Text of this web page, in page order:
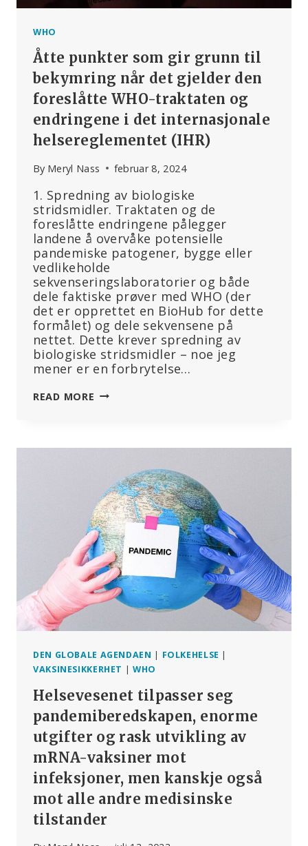
WHO
Åtte punkter som gir grunn til
bekymring når det gjelder den
foreslåtte WHO-traktaten og
endringene i det internasjonale
helsereglementet (IHR)
By Meryl Nass februar 8, 2024
1. Spredning av biologiske
stridsmidler. Traktaten og de
foreslåtte endringene pålegger
landene å overvåke potensielle
pandemiske patogener, bygge eller
vedlikeholde
sekvenseringslaboratorier og både
dele faktiske prøver med WHO (der
det er opprettet en BioHub for dette
formålet) og dele sekvensene på
nettet. Dette krever spredning av
biologiske stridsmidler – noe jeg
mener er en forbrytelse…
READ MORE ÅTTE
BEKYMRING
NÅR
DET
GJELDER
DEN
FORESLÅTTE
WHO-
TRAKTATEN
OG
ENDRINGENE
INTERNASJONALE
HELSEREGLEMENTET
DEN GLOBALE AGENDAEN | FOLKEHELSE |
VAKSINESIKKERHET | WHO
Helsevesenet tilpasser seg
pandemiberedskapen, enorme
utgifter og rask utvikling av
mRNA-vaksiner mot
infeksjoner, men kanskje også
mot alle andre medisinske
tilstander